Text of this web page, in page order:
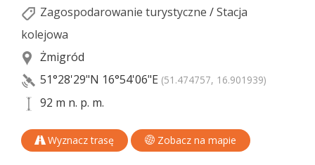
Zagospodarowanie turystyczne /Stacja
kolejowa
Żmigród
51°28'29"N 16°54'06"E (51.474757, 16.901939)
92 m n. p. m.
Wyznacz trasę Zobacz na mapie